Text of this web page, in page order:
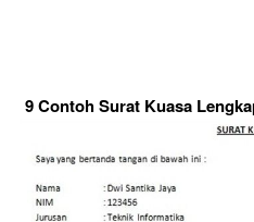
9 Contoh Surat Kuasa